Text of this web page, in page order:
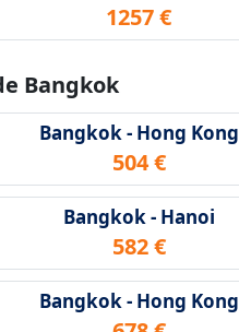
1257 €
Bangkok
Bangkok - Hong Kong
504 €
Bangkok - Hanoi
582 €
Bangkok - Hong Kong